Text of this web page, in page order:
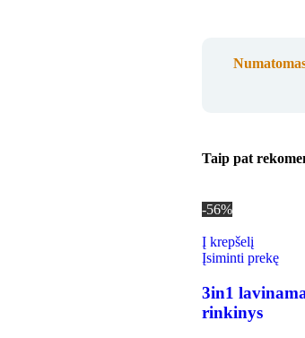
Taip pat
-56%
Į krepšelį
Įsiminti prekę
3in1
rinkinys